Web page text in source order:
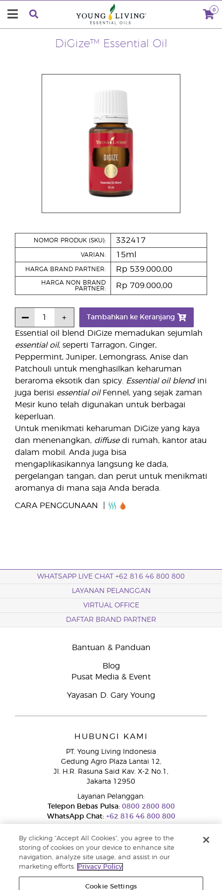
0
DiGize™ Essential Oil
Essential oil blend DiGize memadukan sejumlah
essential oil, seperti Tarragon, Ginger,
Peppermint, Juniper, Lemongrass, Anise dan
Patchouli untuk menghasilkan keharuman
beraroma eksotik dan spicy.
Essential oil blendini
juga berisi essential oilFennel, yang sejak zaman
Mesir kuno telah digunakan untuk berbagai
keperluan.
Untuk menikmati keharuman DiGize yang kaya
dan menenangkan, diffusedi rumah, kantor atau
dalam mobil. Anda juga bisa
mengaplikasikannya langsung ke dada,
pergelangan tangan, dan perut untuk menikmati
aromanya di mana saja Anda berada.
CARA PENGGUNAAN
NOMOR PRODUK (SKU): 332417
VARIAN: 15ml
HARGA BRAND PARTNER: Rp 539.000,00
HARGA NON BRAND
PARTNER:
Rp 709.000,00
Tambahkan ke Keranjang
WHATSAPP LIVE CHAT +62 816 46 800 800
LAYANAN PELANGGAN
VIRTUAL OFFICE
DAFTAR BRAND PARTNER
Bantuan & Panduan
Blog
Pusat Media & Event
Yayasan D. Gary Young
HUBUNGI KAMI
PT. Young Living Indonesia
Gedung Agro Plaza Lantai 12,
Jl. H.R. Rasuna Said Kav. X-2 No.1,
Jakarta 12950
Layanan Pelanggan:
Telepon Bebas Pulsa:0800 2800 800
WhatsApp Chat:+62 816 46 800 800
By clicking “Accept All Cookies”, you agree to the
storing of cookies on your device to enhance site
navigation, analyze site usage, and assist in our
marketing efforts.
Privacy Policy
Cookie Settings